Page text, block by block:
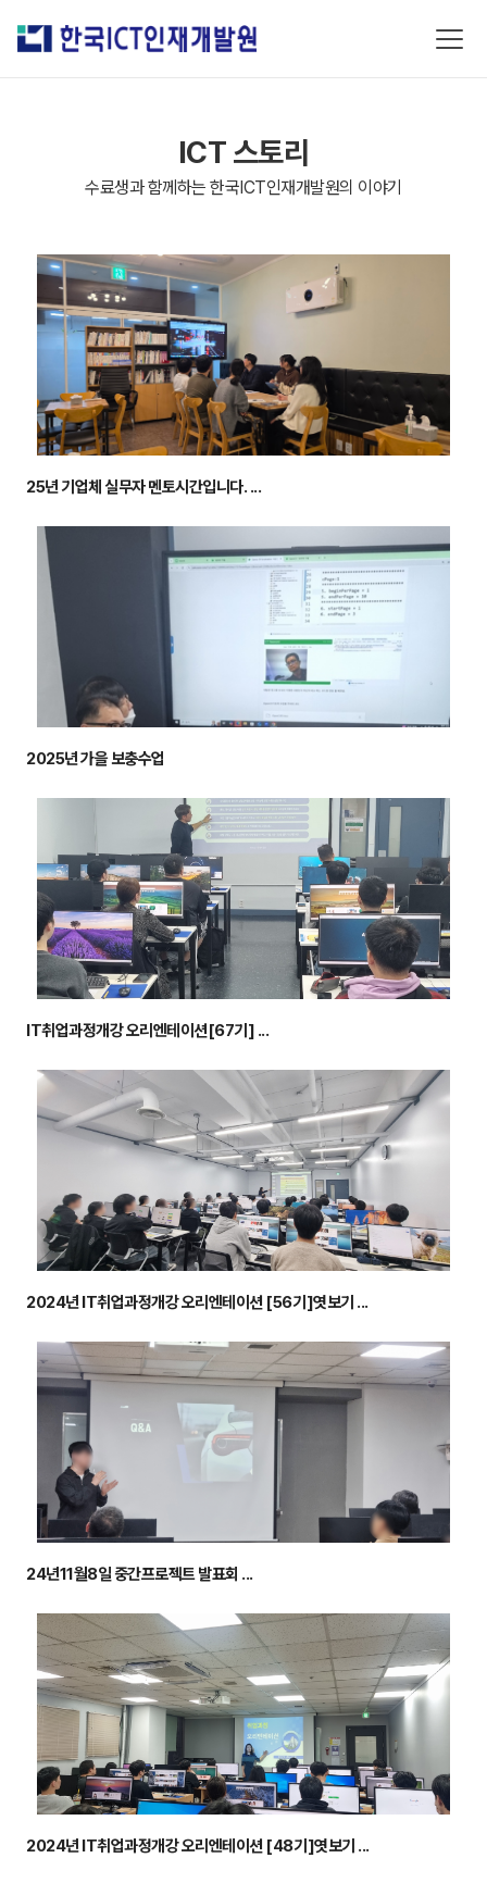
ICT 스토리
수료생과 함께하는 한국ICT인재개발원의 이야기
25년 기업체 실무자 멘토시간입니다. ...
2025년 가을 보충수업
IT취업과정개강 오리엔테이션[67기] ...
2024년 IT취업과정개강 오리엔테이션 [56기]엿보기 ...
24년11월8일 중간프로젝트 발표회 ...
2024년 IT취업과정개강 오리엔테이션 [48기]엿보기 ...